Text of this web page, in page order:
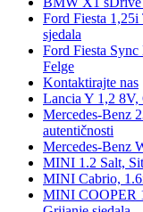
Ford Fiesta
sjedala
Ford Fiesta
Felge
Kontaktirajte nas
Lancia Y 1,2 8V,
Mercedes-Benz
autentičnosti
Mercedes-Benz
MINI 1.2 Salt,
MINI Cabrio,
MINI COOPER